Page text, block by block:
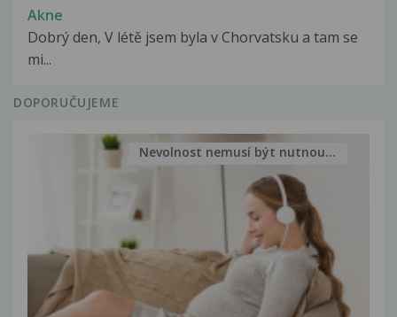
Akne
Dobrý den, V létě jsem byla v Chorvatsku a tam se
mi...
DOPORUČUJEME
Nevolnost nemusí být nutnou...